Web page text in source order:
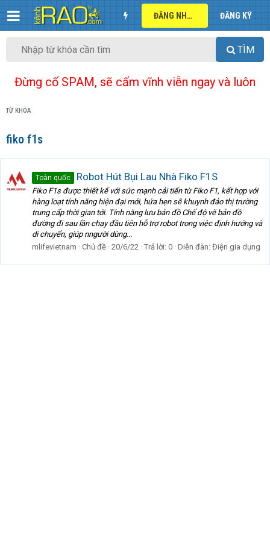
ĐĂNG NHẬP ĐĂNG KÝ
TÌM
Đừng cố SPAM, sẽ cấm vĩnh viễn ngay và luôn
TỪ KHÓA
fiko f1s
Toàn quốc Robot Hút Bụi Lau Nhà Fiko F1S
Fiko F1s được thiết kế với sức mạnh cải tiến từ Fiko F1, kết hợp với
hàng loạt tính năng hiện đại mới, hứa hẹn sẽ khuynh đảo thị trường
trung cấp thời gian tới. Tính năng lưu bản đồ Chế độ vẽ bản đồ
đường đi sau lần chạy đầu tiên hỗ trợ robot trong việc định hướng và
di chuyển, giúp nngười dùng...
mlifevietnam
Chủ đề 20/6/22 Trả lời: 0 Diễn đàn: Điện gia dụng